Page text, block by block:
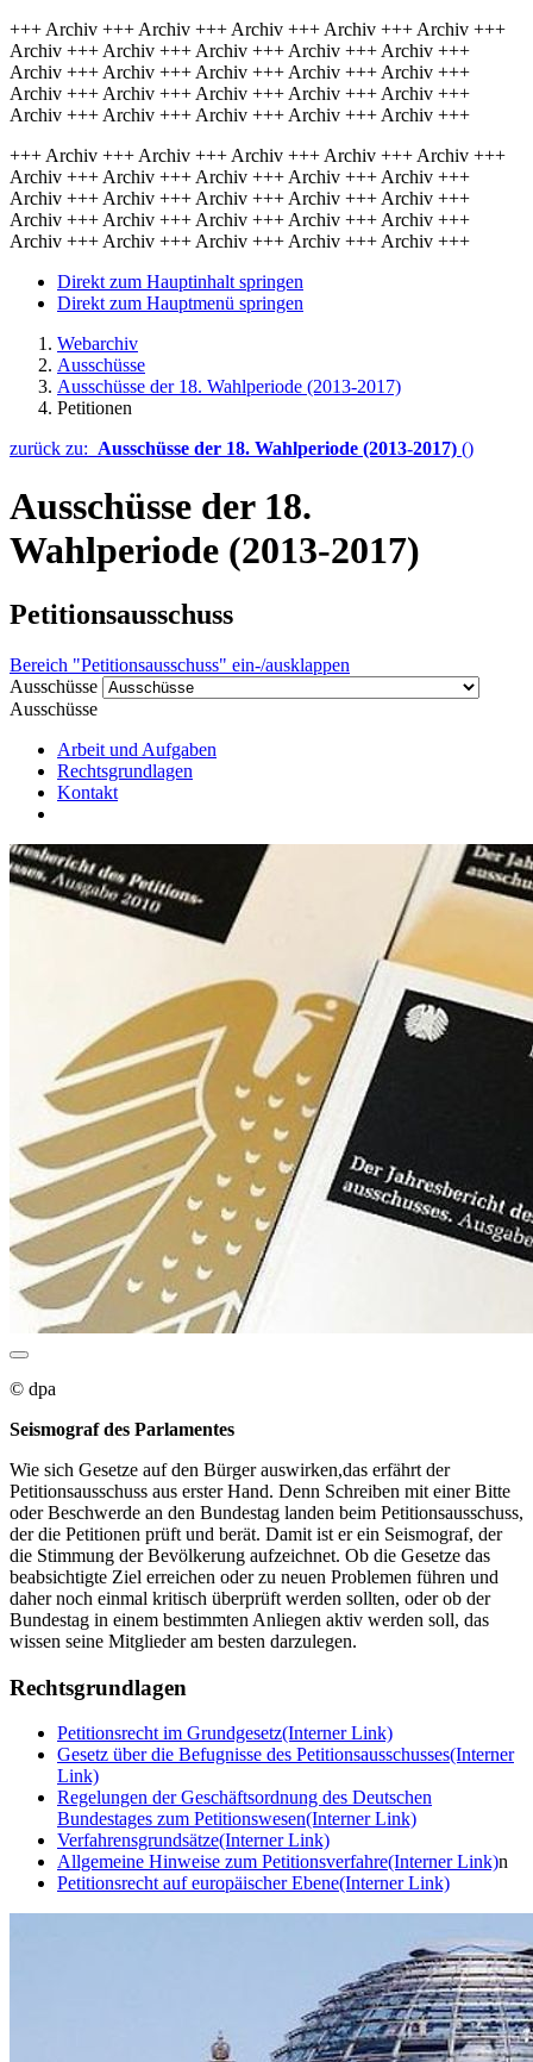
+++ Archiv +++ Archiv +++ Archiv +++ Archiv +++ Archiv +++
Archiv +++ Archiv +++ Archiv +++ Archiv +++ Archiv +++
Archiv +++ Archiv +++ Archiv +++ Archiv +++ Archiv +++
Archiv +++ Archiv +++ Archiv +++ Archiv +++ Archiv +++
Archiv +++ Archiv +++ Archiv +++ Archiv +++ Archiv +++
+++ Archiv +++ Archiv +++ Archiv +++ Archiv +++ Archiv +++
Archiv +++ Archiv +++ Archiv +++ Archiv +++ Archiv +++
Archiv +++ Archiv +++ Archiv +++ Archiv +++ Archiv +++
Archiv +++ Archiv +++ Archiv +++ Archiv +++ Archiv +++
Archiv +++ Archiv +++ Archiv +++ Archiv +++ Archiv +++
Direkt zum Hauptinhalt springen
Direkt zum Hauptmenü springen
Webarchiv
Ausschüsse
Ausschüsse der 18. Wahlperiode (2013-2017)
Petitionen
zurück zu: Ausschüsse der 18. Wahlperiode (2013-2017) ()
Ausschüsse der 18.
Wahlperiode (2013-2017)
Petitionsausschuss
Bereich "Petitionsausschuss" ein-/ausklappen
Ausschüsse
Ausschüsse
Arbeit und Aufgaben
Rechtsgrundlagen
Kontakt
© dpa
Seismograf des Parlamentes
Wie sich Gesetze auf den Bürger auswirken,das erfährt der
Petitionsausschuss aus erster Hand. Denn Schreiben mit einer Bitte
oder Beschwerde an den Bundestag landen beim Petitionsausschuss,
der die Petitionen prüft und berät. Damit ist er ein Seismograf, der
die Stimmung der Bevölkerung aufzeichnet. Ob die Gesetze das
beabsichtigte Ziel erreichen oder zu neuen Problemen führen und
daher noch einmal kritisch überprüft werden sollten, oder ob der
Bundestag in einem bestimmten Anliegen aktiv werden soll, das
wissen seine Mitglieder am besten darzulegen.
Rechtsgrundlagen
Petitionsrecht im Grundgesetz(Interner Link)
Gesetz über die Befugnisse des Petitionsausschusses(Interner
Link)
Regelungen der Geschäftsordnung des Deutschen
Bundestages zum Petitionswesen(Interner Link)
Verfahrensgrundsätze(Interner Link)
Allgemeine Hinweise zum Petitionsverfahre(Interner Link)n
Petitionsrecht auf europäischer Ebene(Interner Link)